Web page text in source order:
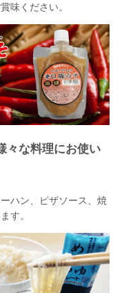
味ください。
々な料理にお使い
ハン、ピザソース、焼
す。